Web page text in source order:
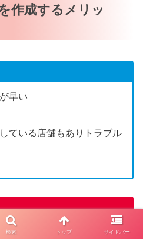
作成するメリッ
早い
ている店舗もありトラブル
は店舗で合鍵作成できない
検索 トップ サイドバー